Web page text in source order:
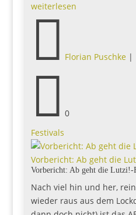
weiterlesen
 Florian Puschke|
 0
Festivals
Vorbericht: Ab geht die
Vorbericht: Ab geht die Lutzi!-
Nach viel hin und her,
wieder raus aus dem